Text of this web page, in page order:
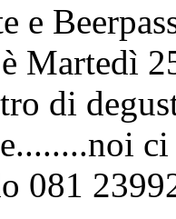
e
Martedì
di
081